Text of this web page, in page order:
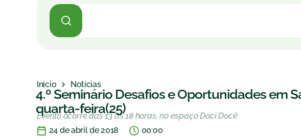
Início Notícias
4.º Seminário Desafios e Oportunidades em
quarta-feira(25)
Evento ocorre das 13 às 18 horas, no espaço Doci Docê
24 de abril de 2018
00:00